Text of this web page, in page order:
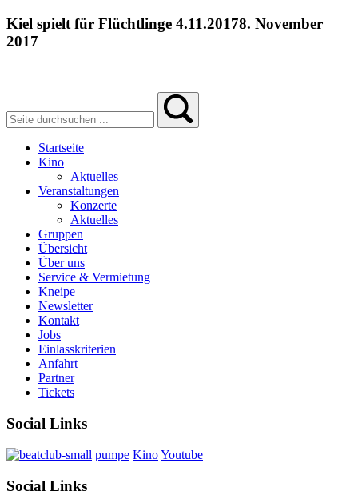
Kiel spielt für Flüchtlinge 4.11.20178. November
2017
Startseite
Kino
Aktuelles
Veranstaltungen
Konzerte
Aktuelles
Gruppen
Übersicht
Über uns
Service & Vermietung
Kneipe
Newsletter
Kontakt
Jobs
Einlasskriterien
Anfahrt
Partner
Tickets
Social Links
pumpe KinoYoutube
Social Links